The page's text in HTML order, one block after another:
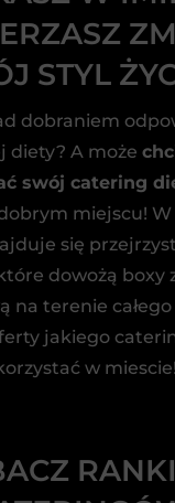
STYL
dobraniem
diety? A może
swój catering
miejscu! W
się
dowożą boxy
na terenie
jakiego
w